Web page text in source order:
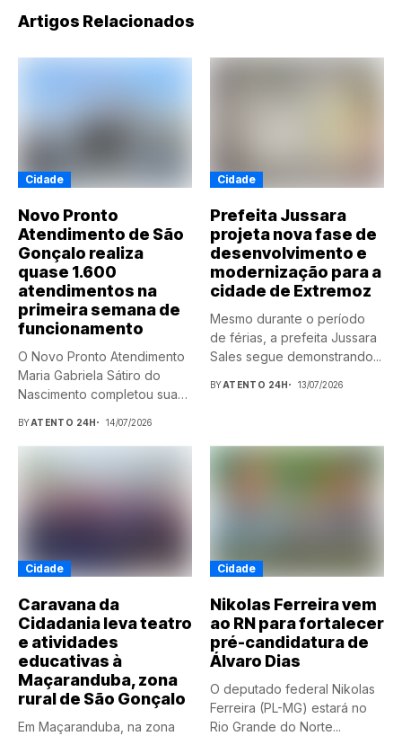
Artigos Relacionados
Cidade
Novo Pronto
Atendimento de São
Gonçalo realiza
quase 1.600
atendimentos na
primeira semana de
funcionamento
O Novo Pronto Atendimento
Maria Gabriela Sátiro do
Nascimento completou sua
BYATENTO 24H 14/07/2026
Cidade
Prefeita Jussara
projeta nova fase de
desenvolvimento e
modernização para a
cidade de Extremoz
Mesmo durante o período
de férias, a prefeita Jussara
Sales segue demonstrando...
BYATENTO 24H 13/07/2026
Cidade
Caravana da
Cidadania leva teatro
e atividades
educativas à
Maçaranduba, zona
rural de São Gonçalo
Em Maçaranduba, na zona
Cidade
Nikolas Ferreira vem
ao RN para fortalecer
pré-candidatura de
Álvaro Dias
O deputado federal Nikolas
Ferreira (PL-MG) estará no
Rio Grande do Norte...